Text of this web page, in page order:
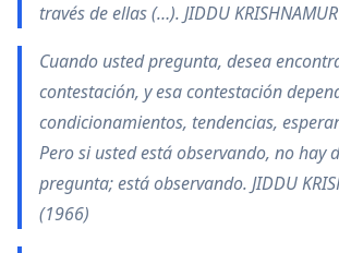
través de ellas (…). JIDDU
Cuando usted pregunta, desea
contestación, y esa contestación
condicionamientos, tendencias,
Pero si usted está observando, no hay
pregunta; está observando. JIDDU
(1966)